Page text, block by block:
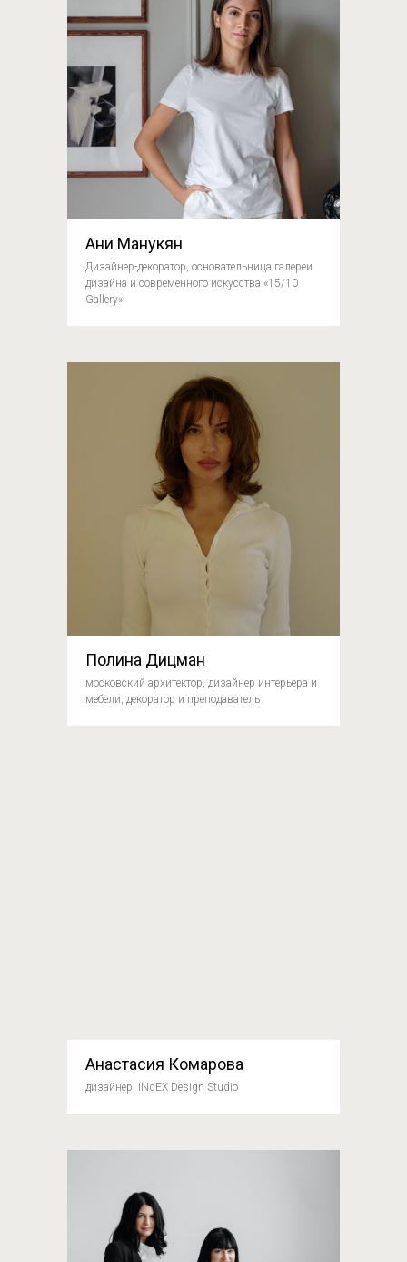
Ани Манукян
Дизайнер-декоратор, основательница галереи
дизайна и современного искусства «15/10
Gallery»
Полина Дицман
московский архитектор, дизайнер интерьера и
мебели, декоратор и преподаватель
Анастасия Комарова
дизайнер, INdEX Design Studio